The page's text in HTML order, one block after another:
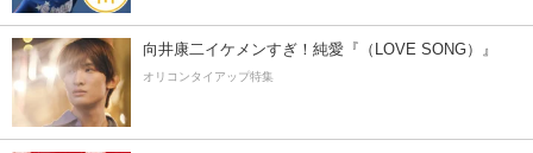
向井康二イケメンすぎ！純愛『（LOVE SONG）』
オリコンタイアップ特集